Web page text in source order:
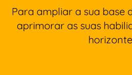
Para ampliar a sua base
aprimorar as suas